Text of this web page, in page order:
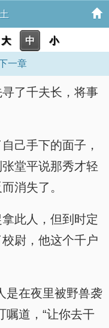
大 中 小
一章
了千夫长，将事
己手下的面子，
堂平说那秀才轻
消失了。
此人，但到时定
尉，他这个千户
是在夜里被野兽袭
嘱道，“让你去干